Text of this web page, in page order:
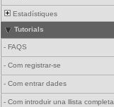
Estadístiques
Tutorials
- FAQS
- Com registrar-se
- Com entrar dades
- Com introduir una llista completa